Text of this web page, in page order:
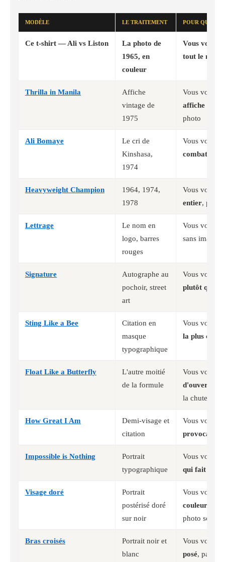
MODÈLE LE TRAITEMENT POUR QUI
Ce t-shirt — Ali vs Liston
La photo de
1965, en
couleur
Vous voulez
tout le
Thrilla in Manila
Affiche
vintage de
1975
Vous voulez
affiche
photo
Ali Bomaye
Le cri de
Kinshasa,
1974
Vous voulez
combat, en
Heavyweight Champion
1964, 1974,
1978
Vous voulez
entier, pas
Lettrage
Le nom en
logo, barres
rouges
Vous voulez
sans image
Signature
Autographe au
pochoir, street
art
Vous voulez
plutôt
Sting Like a Bee
Citation en
masque
typographique
Vous voulez
la plus
Float Like a Butterfly
L'autre moitié
de la formule
Vous voulez
d'ouverture
la chute
How Great I Am
Demi-visage et
citation
Vous voulez
provocation
Impossible is Nothing
Portrait
typographique
Vous voulez
qui fait
Visage doré
Portrait
postérisé doré
sur noir
Vous voulez
couleur
photo
Bras croisés
Portrait noir et
blanc
Vous voulez
posé, pas